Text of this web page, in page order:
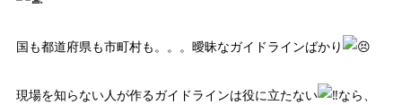
国も都道府県も市町村も。。。曖昧なガイドラインばかり
現場を知らない人が作るガイドラインは役に立たない なら、